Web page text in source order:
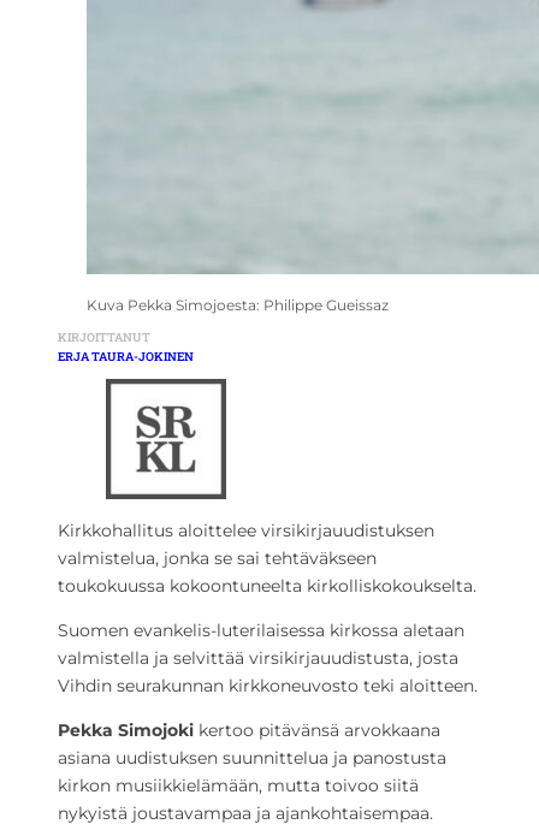
Kuva Pekka Simojoesta: Philippe Gueissaz
KIRJOITTANUT
ERJA TAURA-JOKINEN
Kirkkohallitus aloittelee virsikirjauudistuksen
valmistelua, jonka se sai tehtäväkseen
toukokuussa kokoontuneelta kirkolliskokoukselta.
Suomen evankelis-luterilaisessa kirkossa aletaan
valmistella ja selvittää virsikirjauudistusta, josta
Vihdin seurakunnan kirkkoneuvosto teki aloitteen.
Pekka Simojoki kertoo pitävänsä arvokkaana
asiana uudistuksen suunnittelua ja panostusta
kirkon musiikkielämään, mutta toivoo siitä
nykyistä joustavampaa ja ajankohtaisempaa.